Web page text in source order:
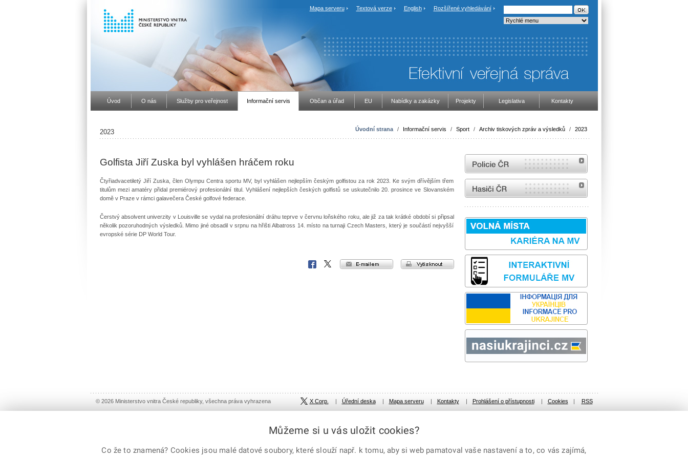
Mapa serveru Textová verze English Rozšířené vyhledávání
Úvod O nás Služby pro veřejnost Informační servis Občan a úřad EU Nabídky a zakázky Projekty Legislativa Kontakty
Úvodní strana / Informační servis / Sport / Archiv tiskových zpráv a výsledků / 2023
2023
Golfista Jiří Zuska byl vyhlášen hráčem roku
Čtyřiadvacetiletý Jiří Zuska, člen Olympu Centra sportu MV, byl vyhlášen nejlepším českým golfistou za rok 2023. Ke svým dřívějším třem
titulům mezi amatéry přidal premiérový profesionální titul. Vyhlášení nejlepších českých golfistů se uskutečnilo 20. prosince ve Slovanském
domě v Praze v rámci galavečera České golfové federace.
Čerstvý absolvent univerzity v Louisville se vydal na profesionální dráhu teprve v červnu loňského roku, ale již za tak krátké období si připsal
několik pozoruhodných výsledků. Mimo jiné obsadil v srpnu na hřišti Albatross 14. místo na turnaji Czech Masters, který je součástí nejvyšší
evropské série DP World Tour.
vytisknout
e-mailem
X
Facebook
internetové stránky Policie ČR
internetové stránky Hasiči ČR
© 2026 Ministerstvo vnitra České republiky, všechna práva vyhrazena Mapa serveru | Kontakty | Prohlášení o přístupnosti | Cookies | RSS
Úřední deska |
X Corp. |
Můžeme si u vás uložit cookies?
Co že to znamená? Cookies jsou malé datové soubory, které slouží např. k tomu, aby si web pamatoval vaše nastavení a to, co vás zajímá,